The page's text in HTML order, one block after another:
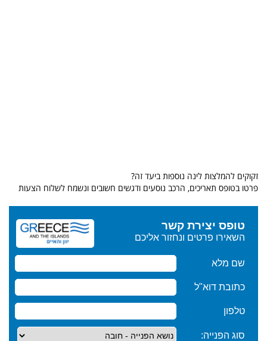
זקוקים להמלצות לינה נוספות ביעד זה?
פרטו בטופס תאריכים, הרכב נוסעים ודגשים חשובים ונשמח לשלוח הצעות